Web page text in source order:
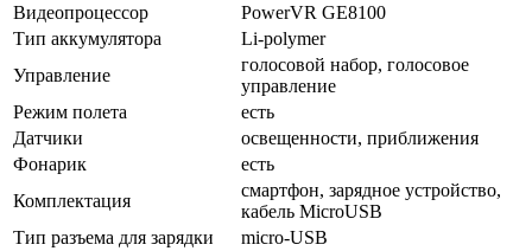
Видеопроцессор
PowerVR GE8100
Тип аккумулятора
Li-polymer
Управление
голосовой набор, голосовое
управление
Режим полета
есть
Датчики
освещенности, приближения
Фонарик
есть
Комплектация
смартфон, зарядное устройство,
кабель MicroUSB
Тип разъема для зарядки
micro-USB